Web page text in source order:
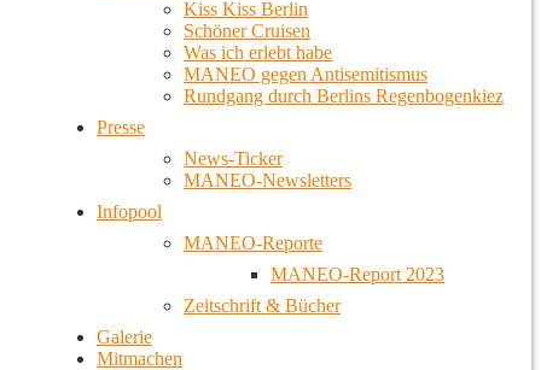
Kiss Kiss Berlin
Schöner Cruisen
Was ich erlebt habe
MANEO gegen Antisemitismus
Rundgang durch Berlins Regenbogenkiez
Presse
News-Ticker
MANEO-Newsletters
Infopool
MANEO-Reporte
MANEO-Report 2023
Zeitschrift & Bücher
Galerie
Mitmachen